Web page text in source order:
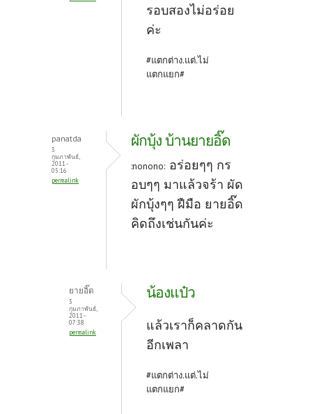
รอบสองไม่อร่อย
ค่ะ
#แตกต่าง.แต่.ไม่
แตกแยก#
panatda
3
กุมภาพันธ์,
2011 -
05:16
permalink
ผักบุ้ง บ้านยายอิ๊ด
:nonono: อร่อยๆๆ กร
อบๆๆ มาแล้วจร้า ผัด
ผักบุ้งๆๆ ฝืมือ ยายอิ๊ด
คิดถึงเช่นกันค่ะ
ยายอิ๊ด
3
กุมภาพันธ์,
2011 -
07:38
permalink
น้องแป๋ว
แล้วเราก็คลาดกัน
อีกเพลา
#แตกต่าง.แต่.ไม่
แตกแยก#